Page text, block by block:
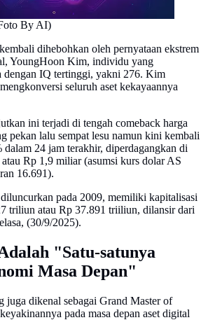
By AI)
dihebohkan oleh pernyataan ekstrem
YoungHoon Kim, individu yang
dengan IQ tertinggi, yakni 276. Kim
seluruh aset kekayaannya
ini terjadi di tengah comeback harga
pekan lalu sempat lesu namun kini kembali
24 jam terakhir, diperdagangkan di
Rp 1,9 miliar (asumsi kurs dolar AS
16.691).
pada 2009, memiliki kapitalisasi
triliun atau Rp 37.891 triiliun, dilansir dari
(30/9/2025).
"Satu-satunya
Masa Depan"
dikenal sebagai Grand Master of
pada masa depan aset digital